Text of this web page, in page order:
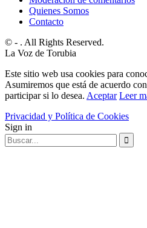
Quienes Somos
Contacto
© - . All Rights Reserved.
La Voz de Torubia
Este sitio web usa cookies para
Asumiremos que está de acuerdo
participar si lo desea. Aceptar Leer
Privacidad y Política de Cookies
Sign in